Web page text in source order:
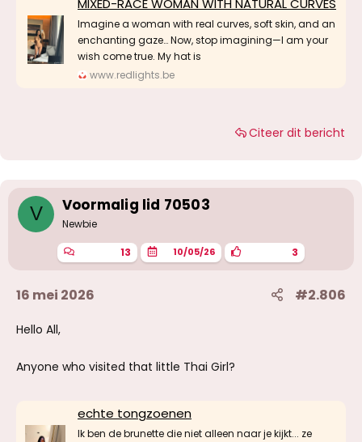
MIXED-RACE WOMAN WITH NATURAL CURVES
Imagine a woman with real curves, soft skin, and an
enchanting gaze… Now, stop imagining—I am your
wish come true. My hat is
www.redlights.be
Citeer dit bericht
V Voormalig lid 70503
Newbie
13 10/05/26 3
16 mei 2026 #2.806
Hello All,
Anyone who visited that little Thai Girl?
echte tongzoenen
Ik ben de brunette die niet alleen naar je kijkt... ze